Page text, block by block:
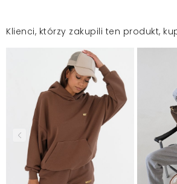
Klienci, którzy zakupili ten produkt,